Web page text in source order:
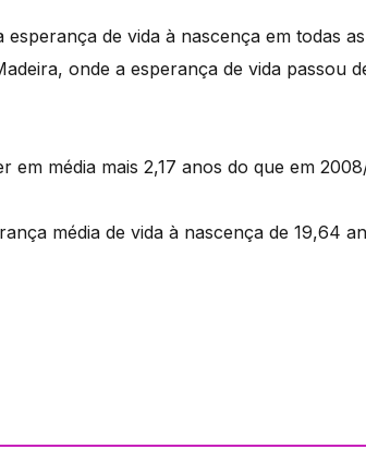
de vida à nascença em todas
onde a esperança de vida passou
em média mais 2,17 anos do que em
média de vida à nascença de 19,64